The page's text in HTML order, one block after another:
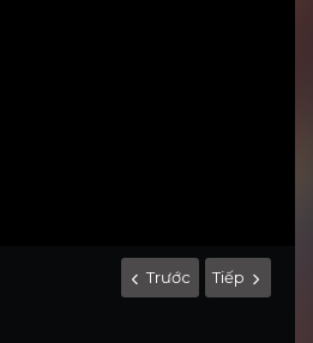
Trước Tiếp